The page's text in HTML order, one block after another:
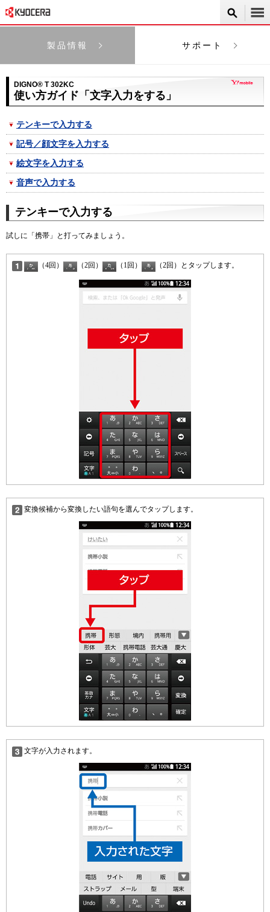
製品情報 サポート
DIGNO® T 302KC
使い方ガイド「文字入力をする」
テンキーで入力する
記号／顔文字を入力する
絵文字を入力する
音声で入力する
テンキーで入力する
試しに「携帯」と打ってみましょう。
（4回） （2回） （1回） （2回）とタップします。
変換候補から変換したい語句を選んでタップします。
文字が入力されます。